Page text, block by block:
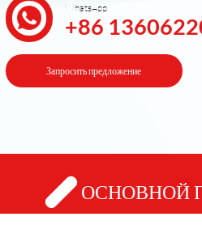
WhatsApp
+86
Запросить предложение
ОСНОВНОЙ